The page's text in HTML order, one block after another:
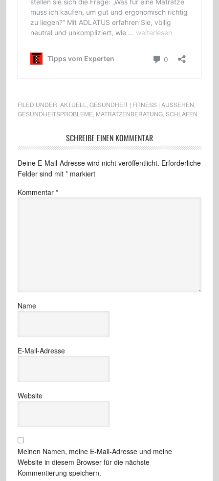
FILED UNDER:AKTUELL GESUNDHEIT | FITNESS | AUSSEHEN
GESUNDHEITSPROBLEME MATRATZENBERATUNG, SCHLAFEN
SCHREIBE EINEN KOMMENTAR
Deine E-Mail-Adresse wird nicht veröffentlicht. Erforderliche
Felder sind mit *markiert
Kommentar *
Name
E-Mail-Adresse
Website
Meinen Namen, meine E-Mail-Adresse und meine
Website in diesem Browser für die nächste
Kommentierung speichern.